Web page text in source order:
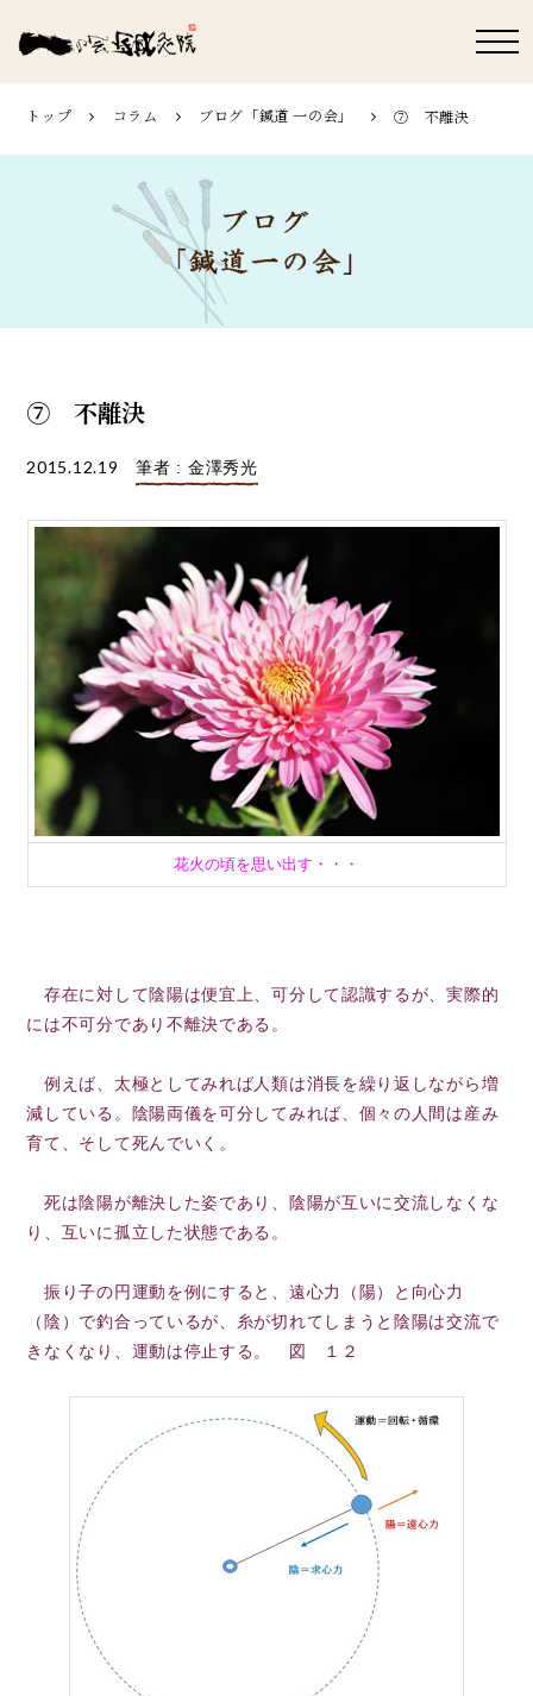
トップ コラム ブログ「鍼道 ⼀の会」 ⑦ 不離決
⑦ 不離決
2015.12.19 筆者 : 金澤秀光
花火の頃を思い出す・・・
存在に対して陰陽は便宜上、可分して認識するが、実際的
には不可分であり不離決である。
例えば、太極としてみれば人類は消長を繰り返しながら増
減している。陰陽両儀を可分してみれば、個々の人間は産み
育て、そして死んでいく。
死は陰陽が離決した姿であり、陰陽が互いに交流しなくな
り、互いに孤立した状態である。
振り子の円運動を例にすると、遠心力（陽）と向心力
（陰）で釣合っているが、糸が切れてしまうと陰陽は交流で
きなくなり、運動は停止する。 図 １２